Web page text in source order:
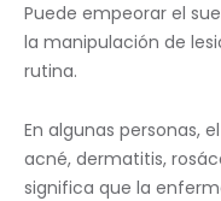
Puede empeorar el
la manipulación de
rutina.
En algunas personas,
acné, dermatitis,
significa que la